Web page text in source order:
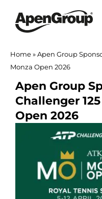
content
Home»Apen Group
Monza Open 2026
Apen Group
Challenger
Open 2026